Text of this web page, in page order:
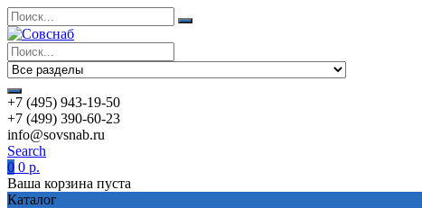
+7 (495) 943-19-50
+7 (499) 390-60-23
info@sovsnab.ru
Search
0 0 р.
Ваша корзина пуста
Каталог